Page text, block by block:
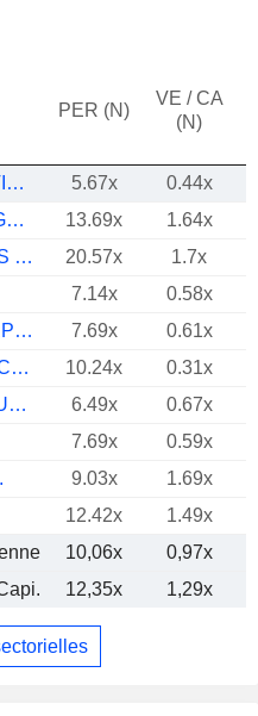
PER (N)
VE / CA
(N)
INDIAN OIL CORPORATION LIMITED 5.67x
0.44x
EXXONMOBIL HOLDINGS CORPORATION
13.69x
1.64x
RELIANCE INDUSTRIES LTD
20.57x
1.7x
7.14x
0.58x
VALERO ENERGY CORPORATION
7.69x
0.61x
CHINA PETROLEUM & CHEMICAL CORPORATION
10.24x
0.31x
MARATHON PETROLEUM CORPORATION
6.49x
0.67x
7.69x
0.59x
9.03x
1.69x
12.42x
1.49x
10,06x
0,97x
12,35x 1,29x